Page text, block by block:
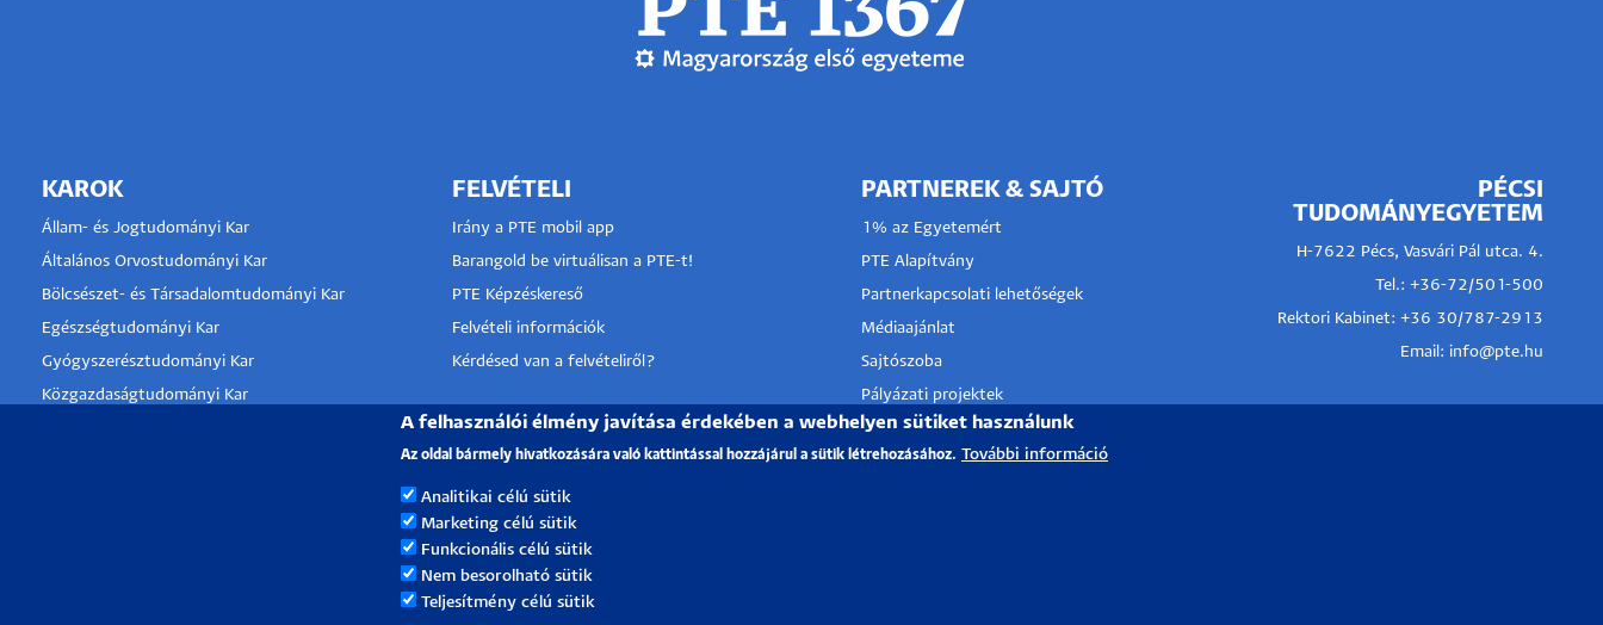
KAROK
Állam- és Jogtudományi Kar
Általános Orvostudományi Kar
Bölcsészet- és Társadalomtudományi Kar
Egészségtudományi Kar
Gyógyszerésztudományi Kar
Közgazdaságtudományi Kar
FELVÉTELI
Irány a PTE mobil app
Barangold be virtuálisan a PTE-t!
PTE Képzéskereső
Felvételi információk
Kérdésed van a felvételiről?
KLINIKAI KÖZPONT
PARTNEREK & SAJTÓ
1% az Egyetemért
PTE Alapítvány
Partnerkapcsolati lehetőségek
Médiaajánlat
Sajtószoba
Pályázati projektek
HRS4R
PÉCSI
TUDOMÁNYEGYETEM
H-7622 Pécs, Vasvári Pál utca. 4.
Tel.: +36-72/501-500
Rektori Kabinet: +36 30/787-2913
Email: info@pte.hu
A felhasználói élmény javítása érdekében a webhelyen sütiket használunk
Az oldal bármely hivatkozására való kattintással hozzájárul a sütik létrehozásához. További információ
Analitikai célú sütik
Marketing célú sütik
Funkcionális célú sütik
Nem besorolható sütik
Teljesítmény célú sütik